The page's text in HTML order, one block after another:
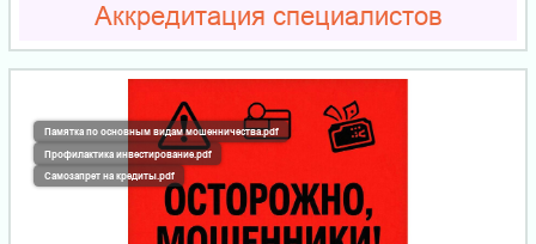
Аккредитация специалистов
Памятка по основным видам мошенничества.pdf
Профилактика инвестирование.pdf
Самозапрет на кредиты.pdf